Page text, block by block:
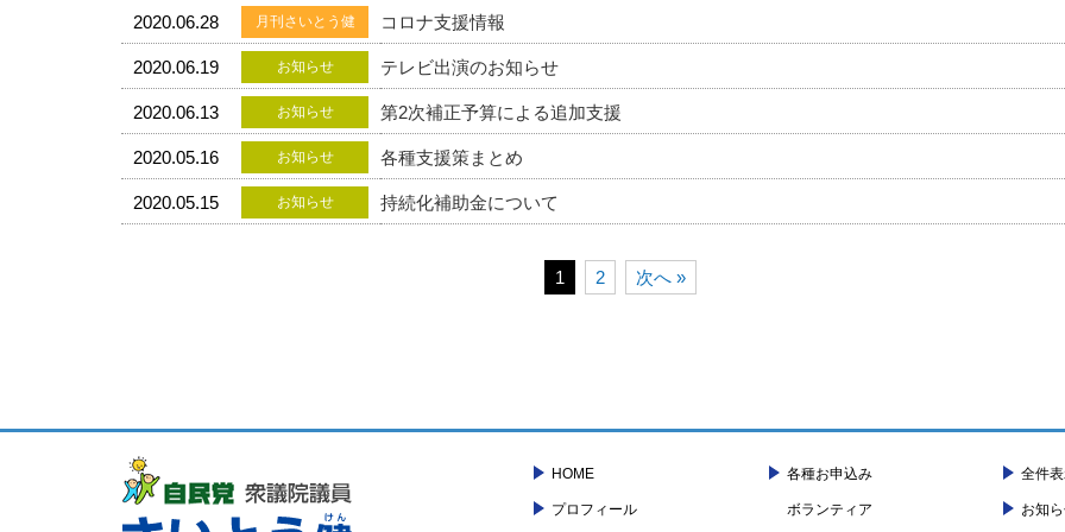
2020.06.28 月刊さいとう健 コロナ支援情報
2020.06.19 お知らせ テレビ出演のお知らせ
2020.06.13 お知らせ 第2次補正予算による追加支援
2020.05.16 お知らせ 各種支援策まとめ
2020.05.15 お知らせ 持続化補助金について
1 2 次へ »
HOME
プロフィール
各種お申込み
ボランティア
全件
お知